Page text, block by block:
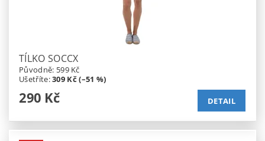
TÍLKO SOCCX
Původně: 599 Kč
Ušetříte:309 Kč (–51 %)
290 Kč DETAIL